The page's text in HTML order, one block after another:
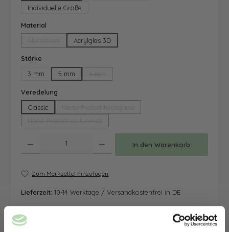
Individuelle Größe
Material
(Diese Option ist zurzeit nicht verfügbar.)
Acrylglas 3D
Stärke
3 mm
5 mm
Veredelung
Classic
In den Warenkorb
Zum Merkzettel hinzufügen
Lieferzeit: 10-14 Werktage / Versandkostenfrei in DE